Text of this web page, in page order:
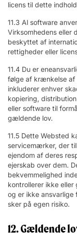
licens til dette
11.3 Al software
Virksomhedens eller
beskyttet af
rettigheder eller
11.4 Du er
følge af krænkelse af
inkluderer enhver
kopiering,
eller software til
gældende lov.
11.5 Dette Websted
servicemærker, der
ejendom af deres
ejerskab over dem.
bekvemmelighed
kontrollerer ikke
og er ikke
sker på egen risiko.
12. Gældende